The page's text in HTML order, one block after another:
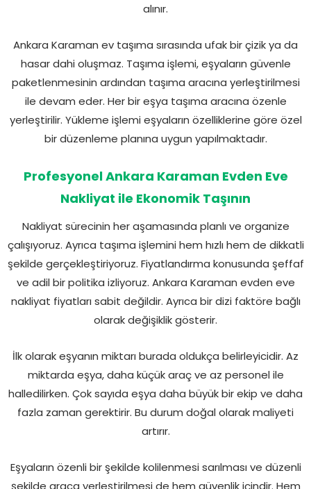
alınır.
Ankara Karaman ev taşıma sırasında ufak bir çizik ya da
hasar dahi oluşmaz. Taşıma işlemi, eşyaların güvenle
paketlenmesinin ardından taşıma aracına yerleştirilmesi
ile devam eder. Her bir eşya taşıma aracına özenle
yerleştirilir. Yükleme işlemi eşyaların özelliklerine göre özel
bir düzenleme planına uygun yapılmaktadır.
Profesyonel Ankara Karaman Evden Eve
Nakliyat ile Ekonomik Taşının
Nakliyat sürecinin her aşamasında planlı ve organize
çalışıyoruz. Ayrıca taşıma işlemini hem hızlı hem de dikkatli
şekilde gerçekleştiriyoruz. Fiyatlandırma konusunda şeffaf
ve adil bir politika izliyoruz. Ankara Karaman evden eve
nakliyat fiyatları sabit değildir. Ayrıca bir dizi faktöre bağlı
olarak değişiklik gösterir.
İlk olarak eşyanın miktarı burada oldukça belirleyicidir. Az
miktarda eşya, daha küçük araç ve az personel ile
halledilirken. Çok sayıda eşya daha büyük bir ekip ve daha
fazla zaman gerektirir. Bu durum doğal olarak maliyeti
artırır.
Eşyaların özenli bir şekilde kolilenmesi sarılması ve düzenli
şekilde araca yerleştirilmesi de hem güvenlik içindir. Hem